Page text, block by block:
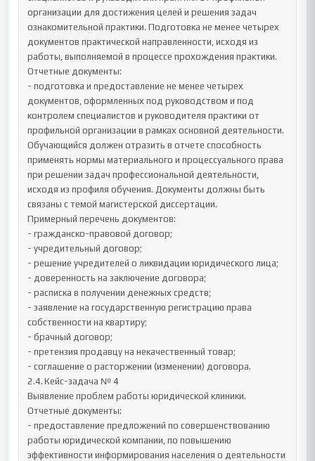
организации для достижения целей и решения задач
ознакомительной практики. Подготовка не менее четырех
документов практической направленности, исходя из
работы, выполняемой в процессе прохождения практики.
Отчетные документы:
- подготовка и предоставление не менее четырех
документов, оформленных под руководством и под
контролем специалистов и руководителя практики от
профильной организации в рамках основной деятельности.
Обучающийся должен отразить в отчете способность
применять нормы материального и процессуального права
при решении задач профессиональной деятельности,
исходя из профиля обучения. Документы должны быть
связаны с темой магистерской диссертации.
Примерный перечень документов:
- гражданско-правовой договор;
- учредительный договор;
- решение учредителей о ликвидации юридического лица;
- доверенность на заключение договора;
- расписка в получении денежных средств;
- заявление на государственную регистрацию права
собственности на квартиру;
- брачный договор;
- претензия продавцу на некачественный товар;
- соглашение о расторжении (изменении) договора.
2.4.	Кейс-задача № 4
Выявление проблем работы юридической клиники.
Отчетные документы:
- предоставление предложений по совершенствованию
работы юридической компании, по повышению
эффективности информирования населения о деятельности